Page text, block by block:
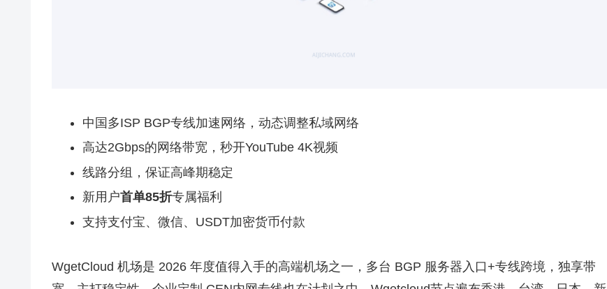
中国多ISP BGP专线加速网络，动态调整私域网络
高达2Gbps的网络带宽，秒开YouTube 4K视频
线路分组，保证高峰期稳定
新用户首单85折专属福利
支持支付宝、微信、USDT加密货币付款
WgetCloud 机场是 2026 年度值得入手的高端机场之一，多台 BGP 服务器入口+专线跨境，独享带